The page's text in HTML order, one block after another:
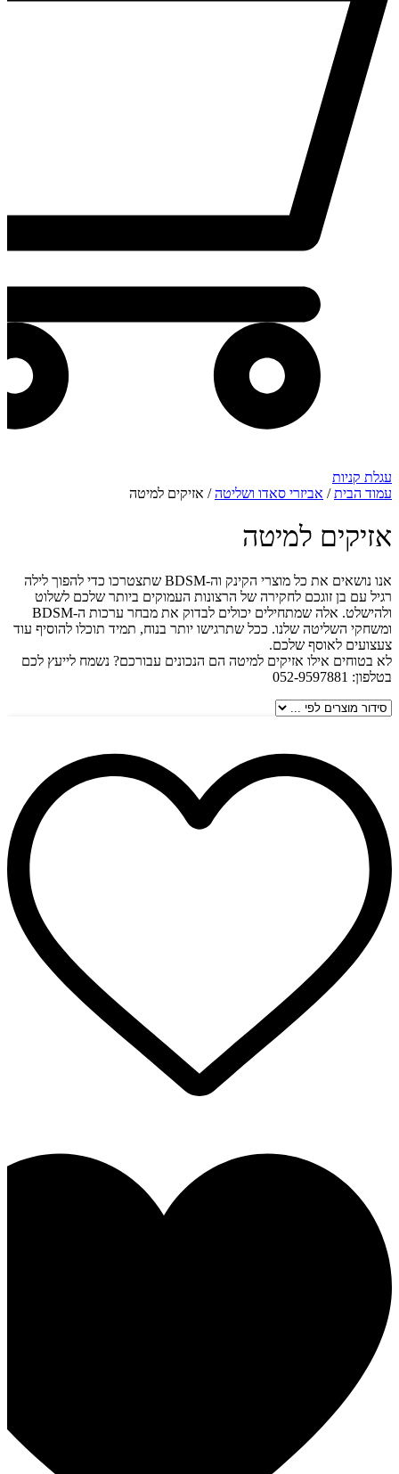
עגלת קניות
עמוד הבית/ אביזרי סאדו ושליטה/ אזיקים למיטה
אזיקים למיטה
אנו נושאים את כל מוצרי הקינק וה-BDSM שתצטרכו כדי להפוך לילה
רגיל עם בן זוגכם לחקירה של הרצונות העמוקים ביותר שלכם לשלוט
ולהישלט. אלה שמתחילים יכולים לבדוק את מבחר ערכות ה-BDSM
ומשחקי השליטה שלנו. ככל שתרגישו יותר בנוח, תמיד תוכלו להוסיף עוד
צעצועים לאוסף שלכם.
לא בטוחים אילו אזיקים למיטה הם הנכונים עבורכם? נשמח לייעץ לכם
בטלפון: 052-9597881